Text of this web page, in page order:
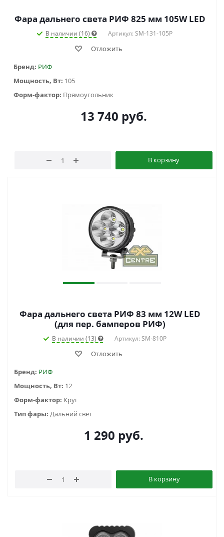
Фара дальнего света РИФ 825 мм 105W LED
В наличии (16) Артикул: SM-131-105P
Отложить
Бренд: РИФ
Мощность, Вт: 105
Форм-фактор: Прямоугольник
13 740 руб.
В корзину
Фара дальнего света РИФ 83 мм 12W LED
(для пер. бамперов РИФ)
В наличии (13) Артикул: SM-810P
Отложить
Бренд: РИФ
Мощность, Вт: 12
Форм-фактор: Круг
Тип фары: Дальний свет
1 290 руб.
В корзину